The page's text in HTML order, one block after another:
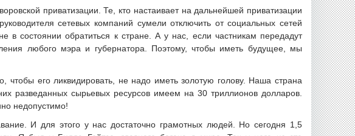
приватизации. Те, кто настаивает на дальнейшей приватизации
сетевых компаний сумели отключить от социальных сетей
состоянии обратиться к стране. А у нас, если частникам передадут
любого мэра и губернатора. Поэтому, чтобы иметь будущее, мы
чтобы его ликвидировать, не надо иметь золотую голову. Наша страна
сырьевых ресурсов имеем на 30 триллионов долларов.
недопустимо!
И для этого у нас достаточно грамотных людей. Но сегодня 1,5